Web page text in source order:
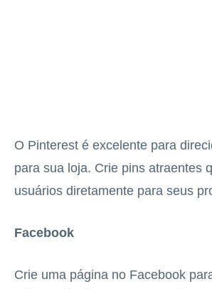
O Pinterest é excelente para
para sua loja. Crie pins atraentes
usuários diretamente para seus
Facebook
Crie uma página no Facebook